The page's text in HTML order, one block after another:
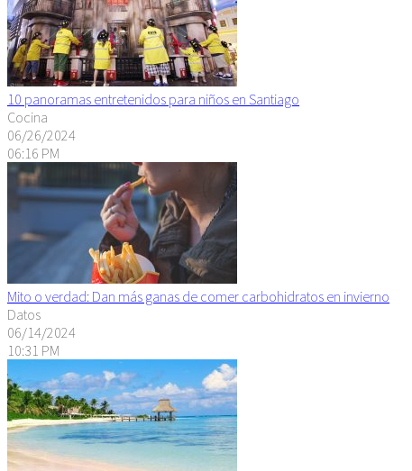
10 panoramas entretenidos para niños en Santiago
Cocina
06/26/2024
06:16 PM
Mito o verdad: Dan más ganas de comer carbohidratos en invierno
Datos
06/14/2024
10:31 PM